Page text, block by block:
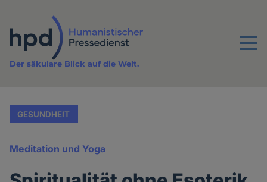
Inhalt
Menu
Der säkulare Blick auf die Welt.
GESUNDHEIT
Meditation und Yoga